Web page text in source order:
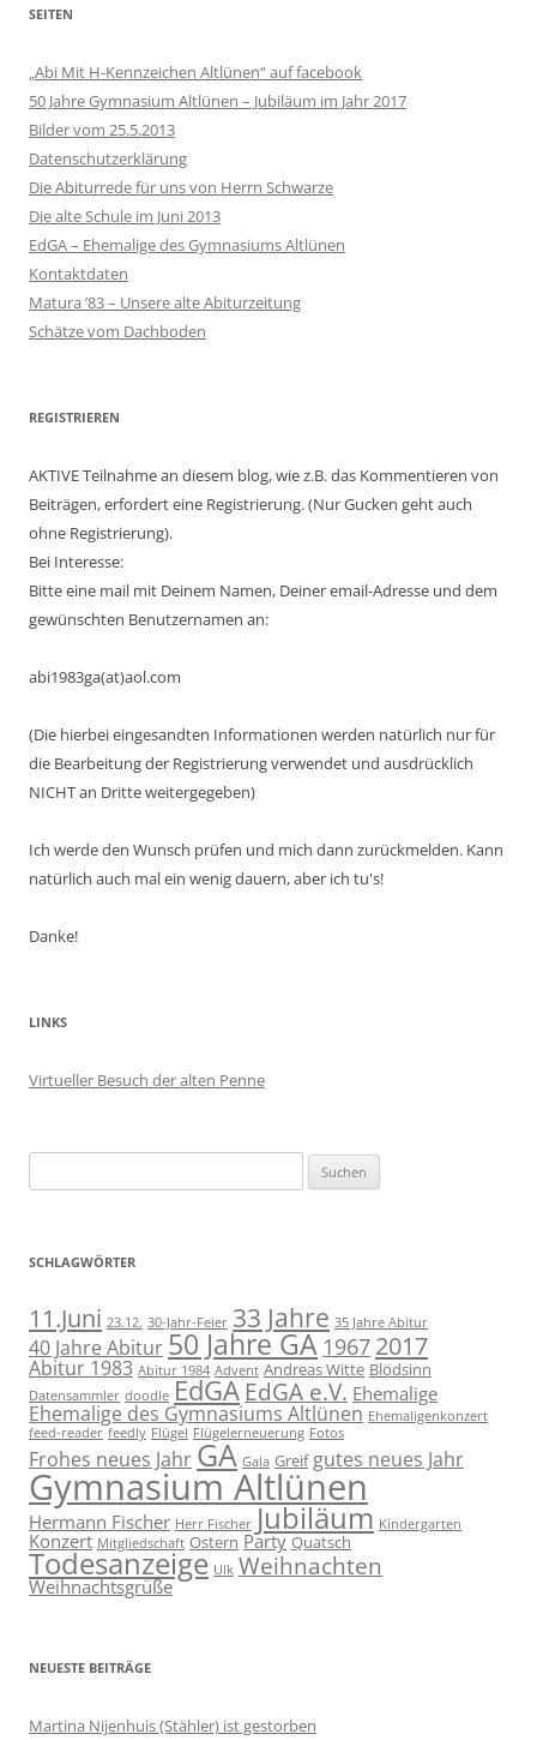
SEITEN
„Abi Mit H-Kennzeichen Altlünen“ auf facebook
50 Jahre Gymnasium Altlünen – Jubiläum im Jahr 2017
Bilder vom 25.5.2013
Datenschutzerklärung
Die Abiturrede für uns von Herrn Schwarze
Die alte Schule im Juni 2013
EdGA – Ehemalige des Gymnasiums Altlünen
Kontaktdaten
Matura ’83 – Unsere alte Abiturzeitung
Schätze vom Dachboden
REGISTRIEREN
AKTIVE Teilnahme an diesem blog, wie z.B. das Kommentieren von
Beiträgen, erfordert eine Registrierung. (Nur Gucken geht auch
ohne Registrierung).
Bei Interesse:
Bitte eine mail mit Deinem Namen, Deiner email-Adresse und dem
gewünschten Benutzernamen an:
abi1983ga(at)aol.com
(Die hierbei eingesandten Informationen werden natürlich nur für
die Bearbeitung der Registrierung verwendet und ausdrücklich
NICHT an Dritte weitergegeben)
Ich werde den Wunsch prüfen und mich dann zurückmelden. Kann
natürlich auch mal ein wenig dauern, aber ich tu's!
Danke!
LINKS
Virtueller Besuch der alten Penne
nach:
SCHLAGWÖRTER
11.Juni 23.12. 30-Jahr-Feier 33 Jahre 35 Jahre Abitur
40 Jahre Abitur 50 Jahre GA 1967 2017
Abitur 1983 Abitur 1984 Advent Andreas Witte Blödsinn
Datensammler doodle EdGA EdGA e.V. Ehemalige
Ehemalige des Gymnasiums Altlünen Ehemaligenkonzert
feed-reader feedly Flügel Flügelerneuerung Fotos
Frohes neues JahrGA Gala Greif gutes neues Jahr
Gymnasium Altlünen
Hermann Fischer Herr Fischer Jubiläum Kindergarten
Konzert Mitgliedschaft Ostern Party Quatsch
Todesanzeige Ulk Weihnachten
Weihnachtsgrüße
NEUESTE BEITRÄGE
Martina Nijenhuis (Stähler) ist gestorben